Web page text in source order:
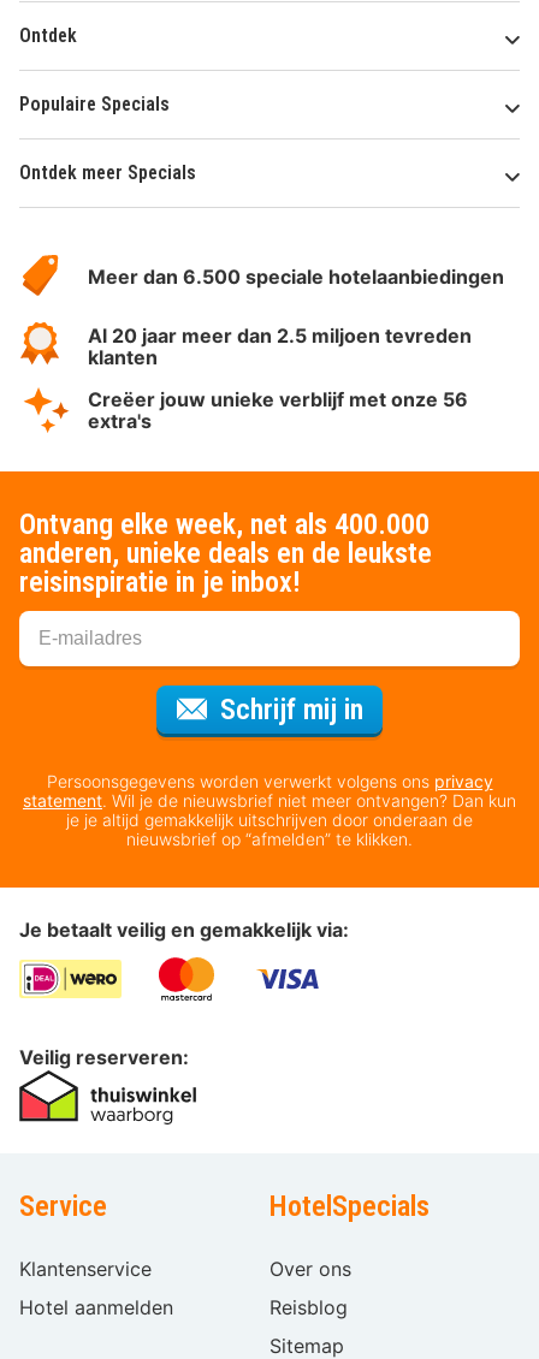
Ontdek
Populaire Specials
Ontdek meer Specials
HotelSpecials
Meer dan 6.500 speciale hotelaanbiedingen
Al 20 jaar meer dan 2.5 miljoen tevreden
klanten
Creëer jouw unieke verblijf met onze 56
extra's
Ontvang elke week, net als 400.000
anderen, unieke deals en de leukste
reisinspiratie in je inbox!
Schrijf mij in
Persoonsgegevens worden verwerkt volgens ons privacy
statement. Wil je de nieuwsbrief niet meer ontvangen? Dan kun
je je altijd gemakkelijk uitschrijven door onderaan de
nieuwsbrief op “afmelden” te klikken.
Je betaalt veilig en gemakkelijk via:
Veilig reserveren:
Service
Klantenservice
Hotel aanmelden
HotelSpecials
Over ons
Reisblog
Sitemap